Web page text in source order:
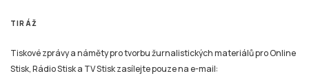
Tiskové zprávy a náměty pro tvorbu žurnalistických materiálů pro Online
email stisk.munimedia@gmail.com